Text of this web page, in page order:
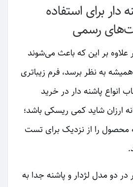
برای استفاده
رسمی
علاوه بر این که باعث می‌شوند
همیشه به نظر برسد، فرم زیباتری
انواع پاشنه دار در خرید
ارزان شاید کمی ریسکی باشد؛
محصول را از نزدیک برای تست
در دو مدل لژدار و پاشنه جدا به